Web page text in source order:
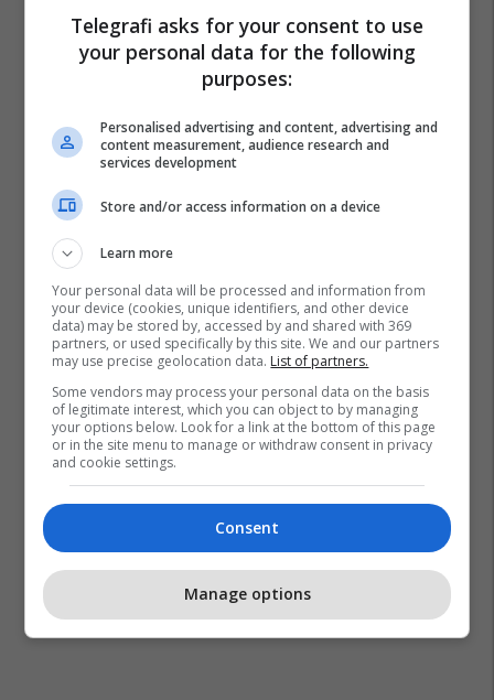
Telegrafi asks for your consent to use
your personal data for the following
purposes:
Personalised advertising and content, advertising and
content measurement, audience research and
services development
Store and/or access information on a device
Learn more
Your personal data will be processed and information from
your device (cookies, unique identifiers, and other device
data) may be stored by, accessed by and shared with 369
partners, or used specifically by this site. We and our partners
may use precise geolocation data. List of partners.
Some vendors may process your personal data on the basis
of legitimate interest, which you can object to by managing
your options below. Look for a link at the bottom of this page
or in the site menu to manage or withdraw consent in privacy
and cookie settings.
Consent
Manage options